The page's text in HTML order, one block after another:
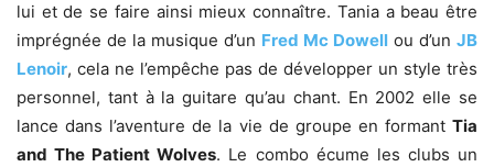
lui et de se faire ainsi mieux connaître. Tania a beau être
imprégnée de la musique d’un Fred Mc Dowell ou d’un JB
Lenoir, cela ne l’empêche pas de développer un style très
personnel, tant à la guitare qu’au chant. En 2002 elle se
lance dans l’aventure de la vie de groupe en formant Tia
and The Patient Wolves. Le combo écume les clubs un